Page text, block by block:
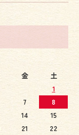
金 土
1
7
8
14
15
21
22